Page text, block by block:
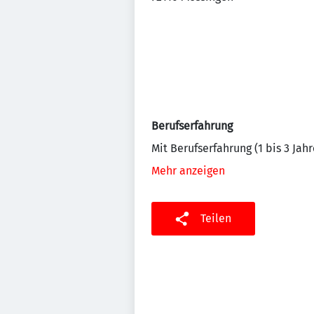
Berufserfahrung
Mit Berufserfahrung (1 bis 3
Mehr anzeigen
Teilen